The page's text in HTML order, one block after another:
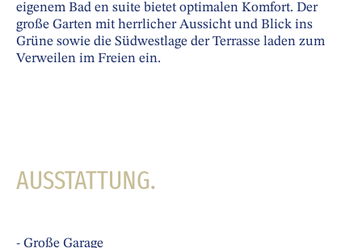
eigenem Bad en suite bietet optimalen Komfort. Der
große Garten mit herrlicher Aussicht und Blick ins
Grüne sowie die Südwestlage der Terrasse laden zum
Verweilen im Freien ein.
AUSSTATTUNG.
- Große Garage